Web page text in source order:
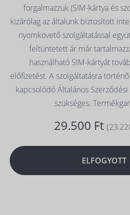
forgalmazzuk (SIM-kártya és
kizárólag az általunk biztosított
nyomkövető szolgáltatással
feltüntetett ár már
használható SIM-kártyát
előfizetést. A szolgáltatásra
kapcsolódó Általános
szükséges.
29.500 Ft
ELFOGYOTT